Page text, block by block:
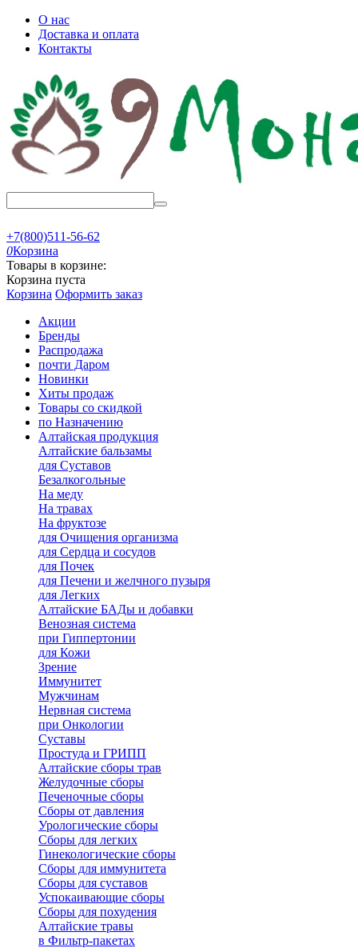
О нас
Доставка и оплата
Контакты
+7(800)511-56-62
0Корзина
Товары в корзине:
Корзина пуста
Корзина Оформить заказ
Акции
Бренды
Распродажа
почти Даром
Новинки
Хиты продаж
Товары со скидкой
по Назначению
Алтайская продукция
Алтайские бальзамы
для Суставов
Безалкогольные
На меду
На травах
На фруктозе
для Очищения организма
для Сердца и сосудов
для Почек
для Печени и желчного пузыря
для Легких
Алтайские БАДы и добавки
Венозная система
при Гиппертонии
для Кожи
Зрение
Иммунитет
Мужчинам
Нервная система
при Онкологии
Суставы
Простуда и ГРИПП
Алтайские сборы трав
Желудочные сборы
Печеночные сборы
Сборы от давления
Урологические сборы
Сборы для легких
Гинекологические сборы
Сборы для иммунитета
Сборы для суставов
Успокаивающие сборы
Сборы для похудения
Алтайские травы
в Фильтр-пакетах